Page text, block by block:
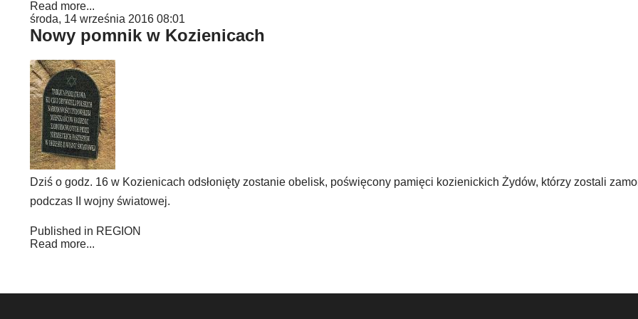
Read more...
środa, 14 września 2016 08:01
Nowy pomnik w Kozienicach
Dziś o godz. 16 w Kozienicach odsłonięty zostanie obelisk, poświęcony pamięci kozienickich Żydów, którzy zostali
podczas II wojny światowej.
Published in REGION
Read more...